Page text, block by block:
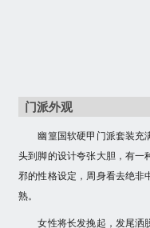
门派外观
幽篁国软硬甲门派套装充
头到脚的设计夸张大胆，有一
邪的性格设定，周身看去绝
熟。
女性将长发挽起，发尾洒